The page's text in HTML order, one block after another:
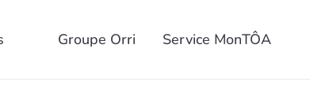
Groupe Orri Service MonTÔA